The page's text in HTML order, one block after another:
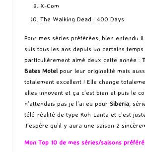
X-Com
The Walking Dead : 400 Days
Pour mes séries préférées, bien entendu
suis tous les ans depuis un certains temps
particulièrement aimé deux cette année :
Bates Motel pour leur originalité mais
totalement excellent ! Elle change
elles innovent et ça c’est bien et puis le
n’attendais pas je l’ai eu pour Siberia ,
télé-réalité de type Koh-Lanta et c’est
J’espère qu’il y aura une saison 2
Mon Top 10 de mes séries/saisons